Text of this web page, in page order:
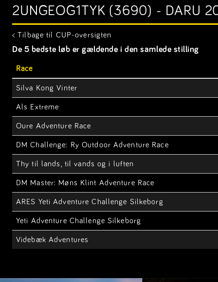
2UNGEOG1TYK (3690) - DARU
< Tilbage til CUP-oversigten
De 5 bedste løb er gældende i den samlede stilling
Race
Silva Kong Vinter
Als Extreme
Oure Adventure Race
DM Challenge: Ry Outdoor Adventure Race
Thy til lands, til vands og i luften
DM Master: Møns Klint Adventure Race
ARES Yeti Adventure Challenge Silkeborg
Yeti Adventure Challenge Silkeborg
Videbæk Adventures